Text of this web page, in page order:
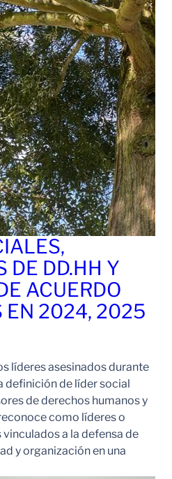
DE DD.HH Y
ACUERDO
EN 2024, 2025
líderes asesinados durante
definición de líder social
de derechos humanos y
como líderes o
a la defensa de
y organización en una